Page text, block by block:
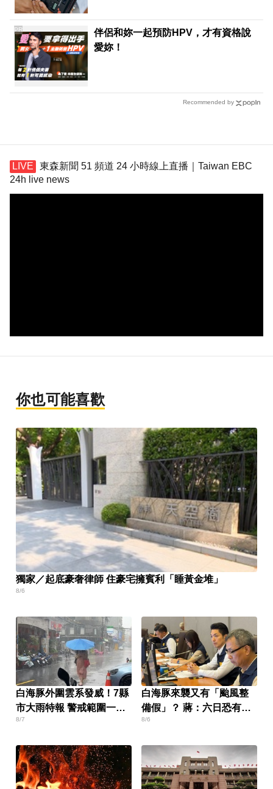
伴侶和妳一起預防HPV，才有資格說
愛妳！
PR
Recommended by
東森新聞 51 頻道 24 小時線上直播｜Taiwan EBC
24h live news
你也可能喜歡
獨家／起底豪奢律師 住豪宅擁賓利「睡黃金堆」
8/6
白海豚外圍雲系發威！7縣
市大雨特報 警戒範圍一次
看
8/7
白海豚來襲又有「颱風整
備假」？ 蔣：六日恐有豪
雨
8/6